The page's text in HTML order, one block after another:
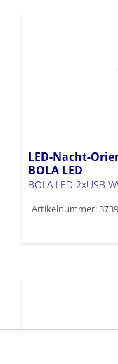
LED-Nacht-
BOLA LED
BOLA LED 2xUSB
Artikelnummer: